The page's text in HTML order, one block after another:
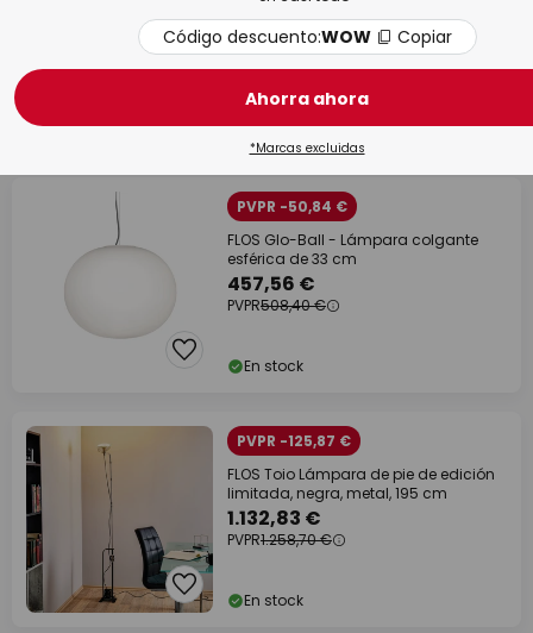
Lámpara de mesa LED recargable Flos
Bellhop, roja, 21 cm, atenuable, IP54
192,17 €
PVPR213,52 €
En stock
PVPR -50,84 €
FLOS Glo-Ball - Lámpara colgante
esférica de 33 cm
457,56 €
PVPR508,40 €
En stock
PVPR -125,87 €
FLOS Toio Lámpara de pie de edición
limitada, negra, metal, 195 cm
1.132,83 €
PVPR1.258,70 €
En stock
Código descuento:WOW Copiar
Ahorra ahora
*Marcas excluidas